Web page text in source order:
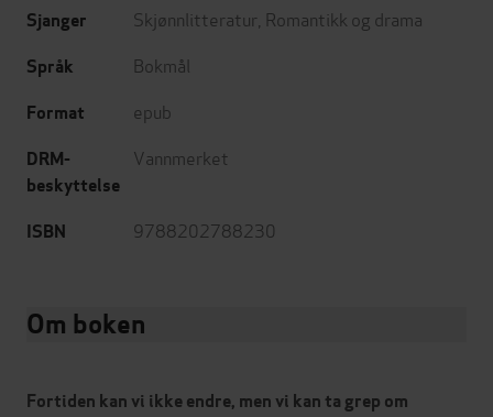
Sjanger Skjønnlitteratur Romantikk og drama
Språk Bokmål
Format epub
DRM-
beskyttelse
Vannmerket
ISBN 9788202788230
Om boken
Fortiden kan vi ikke endre, men vi kan ta grep om